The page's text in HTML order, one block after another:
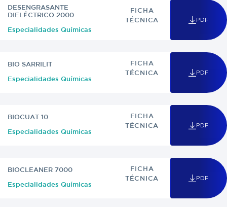
DESENGRASANTE
DIELÉCTRICO 2000
Especialidades Químicas
FICHA
TÉCNICA
PDF
BIO SARRILIT
Especialidades Químicas
FICHA
TÉCNICA
PDF
BIOCUAT 10
Especialidades Químicas
FICHA
TÉCNICA
PDF
BIOCLEANER 7000
Especialidades Químicas
FICHA
TÉCNICA
PDF